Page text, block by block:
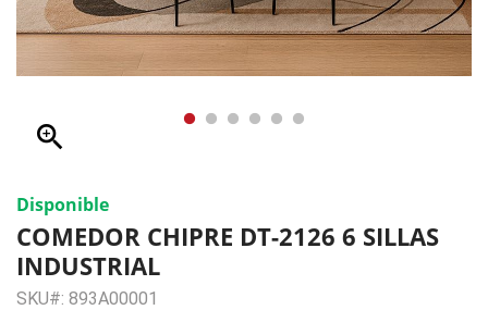
zoom_in
Disponible
COMEDOR CHIPRE DT-2126 6 SILLAS
INDUSTRIAL
SKU#: 893A00001